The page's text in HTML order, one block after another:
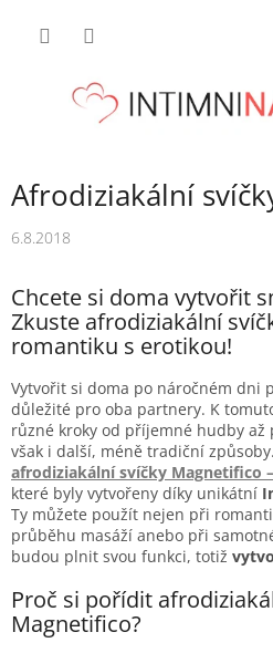
Afrodiziakální
6.8.2018
Chcete si doma vytvořit
Zkuste afrodiziakální
romantiku s erotikou!
Vytvořit si doma po náročném dni
důležité pro oba partnery. K
různé kroky od příjemné hudby až
však i další, méně tradiční
afrodiziakální svíčky Magnetifico
které byly vytvořeny díky unikátní
Ty můžete použít nejen při
průběhu masáží anebo při
budou plnit svou funkci, totiž
Proč si pořídit
Magnetifico?